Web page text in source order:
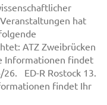
hat
ATZ Zweibrücken
Informationen findet
ED-R Rostock 13.
findet Ihr